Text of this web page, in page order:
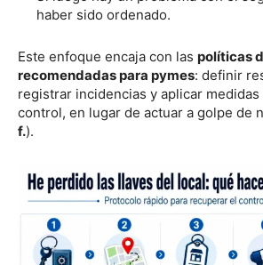
haber sido ordenado.
Este enfoque encaja con las políticas
recomendadas para pymes: definir
registrar incidencias y aplicar
control, en lugar de actuar a golpe de
f.).